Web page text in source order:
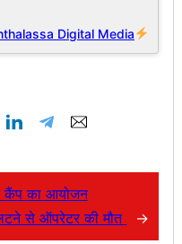
Digital Media
कैंप का आयोजन
से ऑपरेटर की मौत
→